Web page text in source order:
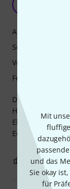
Mit
und das
Sie okay
für
Der Klang ist
Halbtöne, kann
Ebenso ist nicht
Echt zu
Ansprache
Sound
Verarbeitung
Features
0